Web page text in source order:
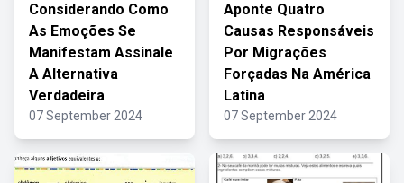
Considerando Como
As Emoções Se
Manifestam Assinale
A Alternativa
Verdadeira
07 September 2024
Aponte Quatro
Causas Responsáveis
Por Migrações
Forçadas Na América
Latina
07 September 2024